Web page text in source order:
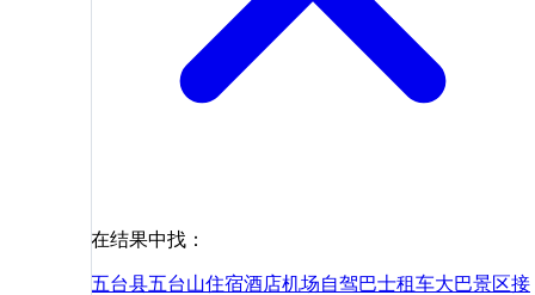
在结果中找：
五台县五台山住宿酒店机场自驾巴士租车大巴景区接